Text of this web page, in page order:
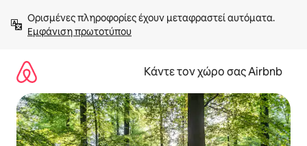
στο
περιεχόμενοΕμφάνιση πρωτοτύπου
Κάντε τον χώρο σας Airbnb